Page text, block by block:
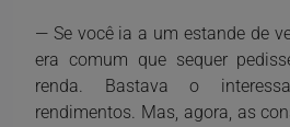
— Se você ia a um estande de
era comum que sequer
renda. Bastava o
rendimentos. Mas, agora, as